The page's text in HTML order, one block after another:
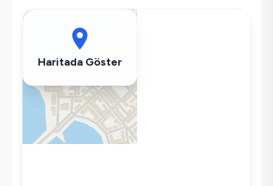
Çamaşır Makinesi
Tost Makinesi
Mikrodalga
Kettle
Korunaklı Havuz
Haritada Göster